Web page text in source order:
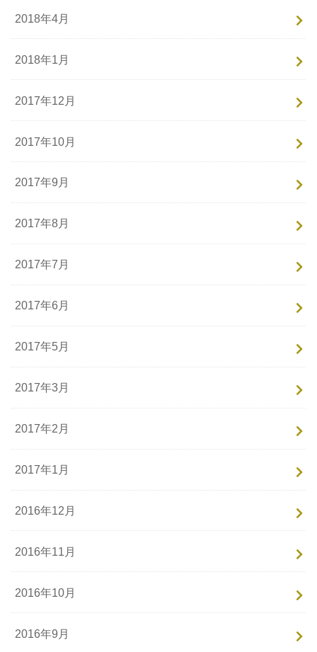
2018年4月
2018年1月
2017年12月
2017年10月
2017年9月
2017年8月
2017年7月
2017年6月
2017年5月
2017年3月
2017年2月
2017年1月
2016年12月
2016年11月
2016年10月
2016年9月